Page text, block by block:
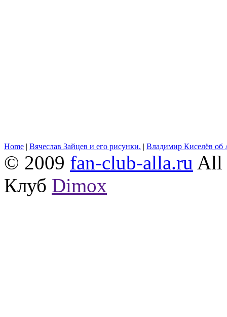
Home | Вячеслав Зайцев и его рисунки. | Владимир Киселёв об
© 2009 fan-club-alla.ru All
Клуб Dimox